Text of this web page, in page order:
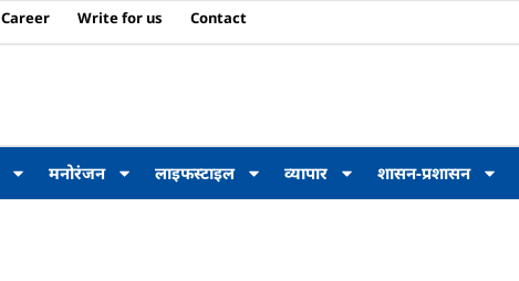
Career Write for us Contact
मनोरंजन लाइफस्टाइल व्यापार शासन-प्रशासन